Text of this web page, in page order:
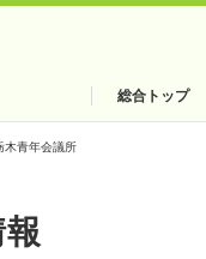
総合トップ
木青年会議所